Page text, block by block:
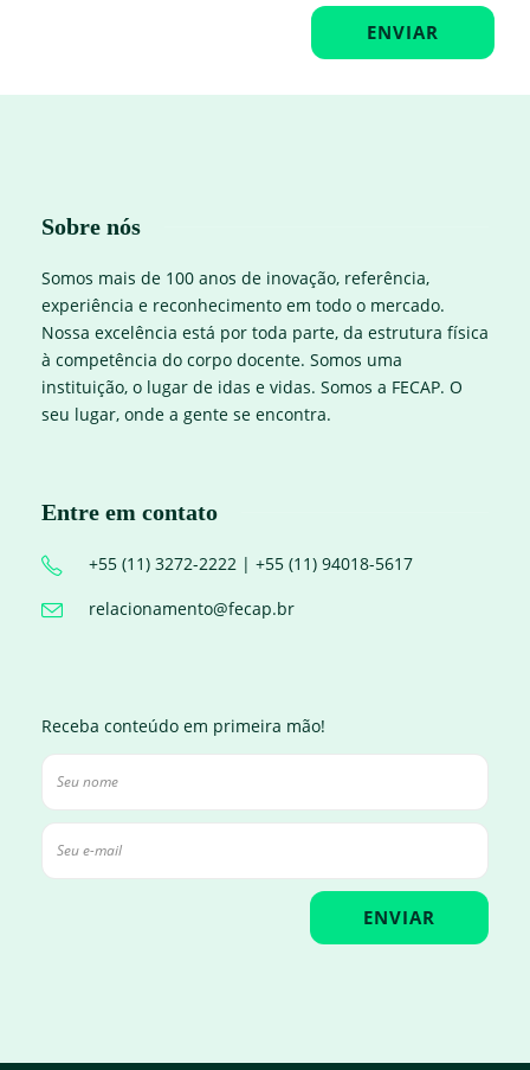
Sobre nós
Somos mais de 100 anos de inovação, referência,
experiência e reconhecimento em todo o mercado.
Nossa excelência está por toda parte, da estrutura física
à competência do corpo docente. Somos uma
instituição, o lugar de idas e vidas. Somos a FECAP. O
seu lugar, onde a gente se encontra.
Entre em contato
+55 (11) 3272-2222 | +55 (11) 94018-5617
relacionamento@fecap.br
Receba conteúdo em primeira mão!